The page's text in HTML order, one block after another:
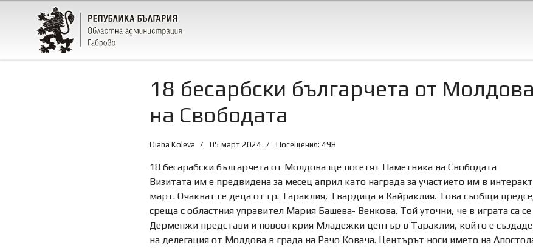
18 бесарбски българчета от
на Свободата
Diana Koleva 05 март 2024 Посещения: 498
18 бесарабски българчета от Молдова ще посетят Паметника на Свободата
Визитата им е предвидена за месец април като награда за участието им в
март. Очакват се деца от гр. Тараклия, Твардица и Кайраклия. Това съобщи
среща с областния управител Мария Башева- Венкова. Той уточни, че в играта са
Дерменжи представи и новооткрия Младежки център в Тараклия, който е
на делегация от Молдова в града на Рачо Ковача. Центърът носи името на